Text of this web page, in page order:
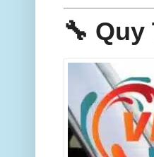
🔧